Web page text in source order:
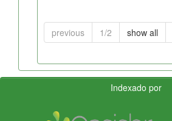
previous 1/2 show all
Indexado por